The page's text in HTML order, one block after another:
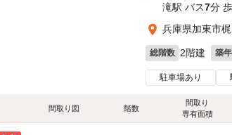
滝駅 バス7分 歩
兵庫県加東市
総階数 2階建 築
駐車場あり
間取り図 階数
間取り
専有面積